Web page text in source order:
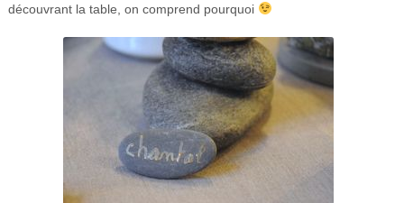
découvrant la table, on comprend pourquoi